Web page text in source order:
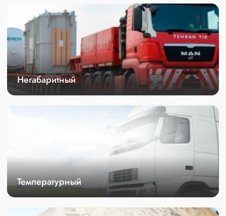
Негабаритный
Температурный